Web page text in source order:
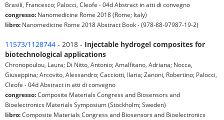
Brasili, Francesco; Palocci, Cleofe - 04d Abstract in atti di convegno
congresso: Nanomedicine Rome 2018 (Rome; Italy)
libro: Nanomedicine Rome 2018 Abstract Book - (978-88-97987-19-2)
11573/1128744 - 2018 - Injectable hydrogel composites for
biotechnological applications
Chronopoulou, Laura; Di Nitto, Antonio; Amalfitano, Adriana; Nocca,
Giuseppina; Arcovito, Alessandro; Cacciotti, Ilaria; Zanoni, Robertino; Palocci,
Cleofe - 04d Abstract in atti di convegno
congresso:Composite Materials Congress and Biosensors and
Bioelectronics Materials Symposium (Stockholm; Sweden)
libro:Composite Materials Congress and Biosensors and Bioelectronics